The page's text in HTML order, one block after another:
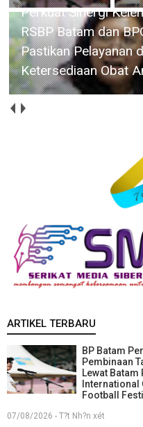
Deputi Imigrasi dan
Pemasyarakatan
Kumham Imipas,
Overstaying dan
ARTIKEL TERBARU
BP Batam
Pembinaan
Lewat Batam
Football
07/08/2026 - T?t Nh?n xét